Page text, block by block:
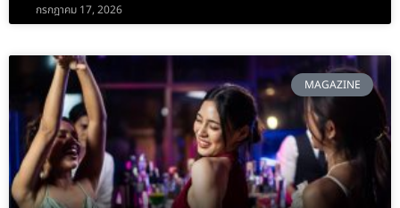
กรกฎาคม 17, 2026
MAGAZINE